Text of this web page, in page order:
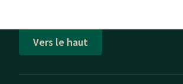
Vers le haut